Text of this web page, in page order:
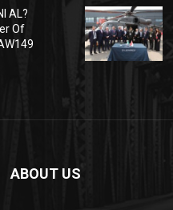
AL?
Of
ABOUT US